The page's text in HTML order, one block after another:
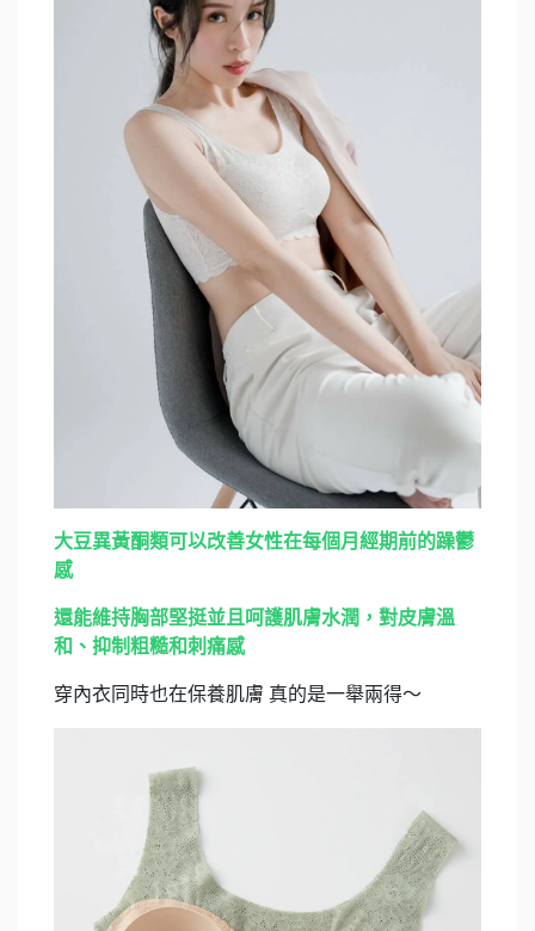
大豆異黃酮類可以改善女性在每個月經期前的躁鬱
感
還能維持胸部堅挺並且呵護肌膚水潤，對皮膚溫
和、抑制粗糙和刺痛感
穿內衣同時也在保養肌膚 真的是一舉兩得～